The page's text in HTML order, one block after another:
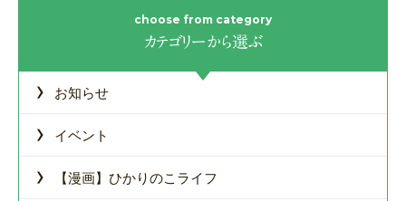
カテゴリーから選ぶ
› お知らせ
› イベント
› 【漫画】ひかりのこライフ